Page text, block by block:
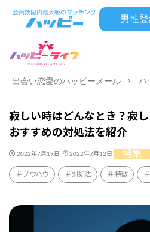
男性
出会い恋愛のハッピーメール ハ
寂しい時はどんなとき？寂
おすすめの対処法を紹介
2022年7月19日 2022年7月12日 特集
ノウハウ 対処法 特徴